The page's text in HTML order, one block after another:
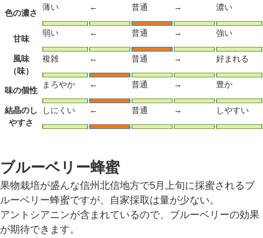
色の濃さ
薄い ← 普通 → 濃い
甘味
弱い ← 普通 → 強い
風味
（味）
複雑 ← 普通 → 好まれる
味の個性
まろやか ← 普通 → 豊か
結晶のし
やすさ
しにくい ← 普通 → しやすい
ブルーベリー蜂蜜
果物栽培が盛んな信州北信地方で5月上旬に採蜜されるブ
ルーベリー蜂蜜ですが、自家採取は量が少ない。
アントシアニンが含まれているので、ブルーベリーの効果
が期待できます。